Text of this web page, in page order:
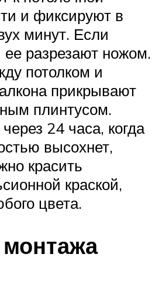
и фиксируют в
минут. Если
ее разрезают ножом.
потолком и
прикрывают
плинтусом.
24 часа, когда
высохнет,
красить
краской,
цвета.